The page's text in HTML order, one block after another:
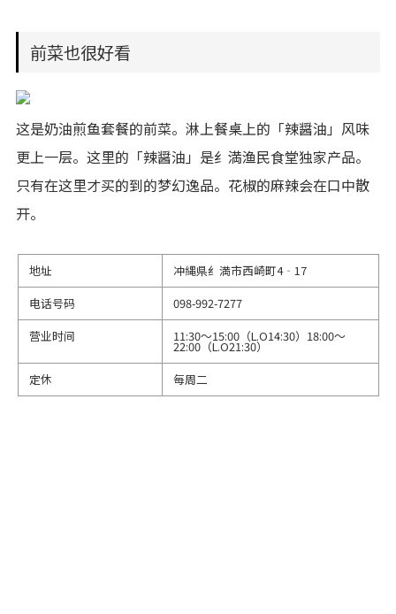
前菜也很好看
这是奶油煎鱼套餐的前菜。淋上餐桌上的「辣醤油」风味
更上一层。这里的「辣醤油」是纟満渔民食堂独家产品。
只有在这里才买的到的梦幻逸品。花椒的麻辣会在口中散
开。
地址
冲縄県纟満市西崎町4‐17
电话号码
098-992-7277
营业时间
11:30～15:00（L.O14:30）18:00～
22:00（L.O21:30）
定休
每周二